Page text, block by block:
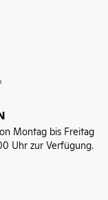
Montag bis Freitag
Uhr zur Verfügung.